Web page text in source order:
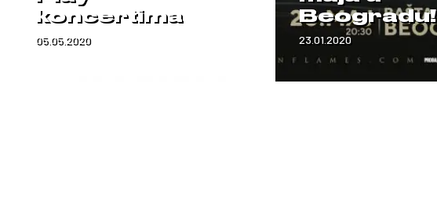
koncertima
05.05.2020
Beogradu!
23.01.2020